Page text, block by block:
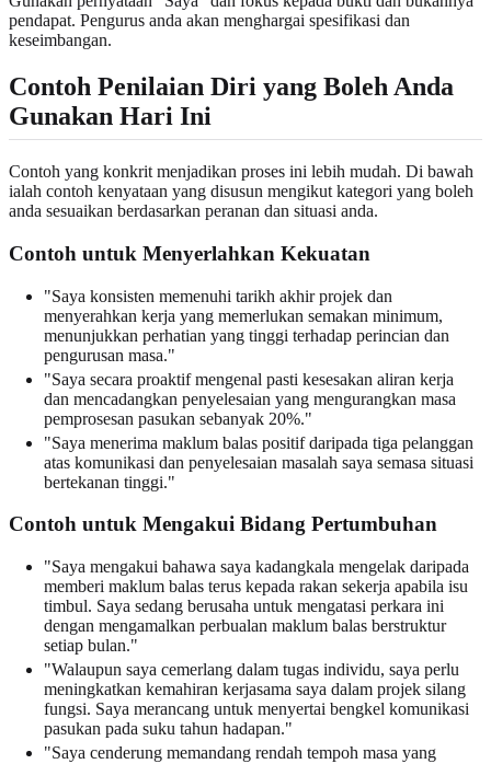
pendapat. Pengurus anda akan menghargai spesifikasi dan
keseimbangan.
Contoh Penilaian Diri yang Boleh Anda
Gunakan Hari Ini
Contoh yang konkrit menjadikan proses ini lebih mudah. Di bawah
ialah contoh kenyataan yang disusun mengikut kategori yang boleh
anda sesuaikan berdasarkan peranan dan situasi anda.
Contoh untuk Menyerlahkan Kekuatan
"Saya konsisten memenuhi tarikh akhir projek dan
menyerahkan kerja yang memerlukan semakan minimum,
menunjukkan perhatian yang tinggi terhadap perincian dan
pengurusan masa."
"Saya secara proaktif mengenal pasti kesesakan aliran kerja
dan mencadangkan penyelesaian yang mengurangkan masa
pemprosesan pasukan sebanyak 20%."
"Saya menerima maklum balas positif daripada tiga pelanggan
atas komunikasi dan penyelesaian masalah saya semasa situasi
bertekanan tinggi."
Contoh untuk Mengakui Bidang Pertumbuhan
"Saya mengakui bahawa saya kadangkala mengelak daripada
memberi maklum balas terus kepada rakan sekerja apabila isu
timbul. Saya sedang berusaha untuk mengatasi perkara ini
dengan mengamalkan perbualan maklum balas berstruktur
setiap bulan."
"Walaupun saya cemerlang dalam tugas individu, saya perlu
meningkatkan kemahiran kerjasama saya dalam projek silang
fungsi. Saya merancang untuk menyertai bengkel komunikasi
pasukan pada suku tahun hadapan."
"Saya cenderung memandang rendah tempoh masa yang